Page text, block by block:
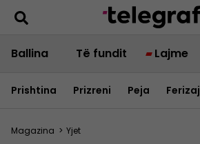
Ballina Të fundit Lajme
Prishtina Prizreni Peja Ferizaj
Magazina > Yjet